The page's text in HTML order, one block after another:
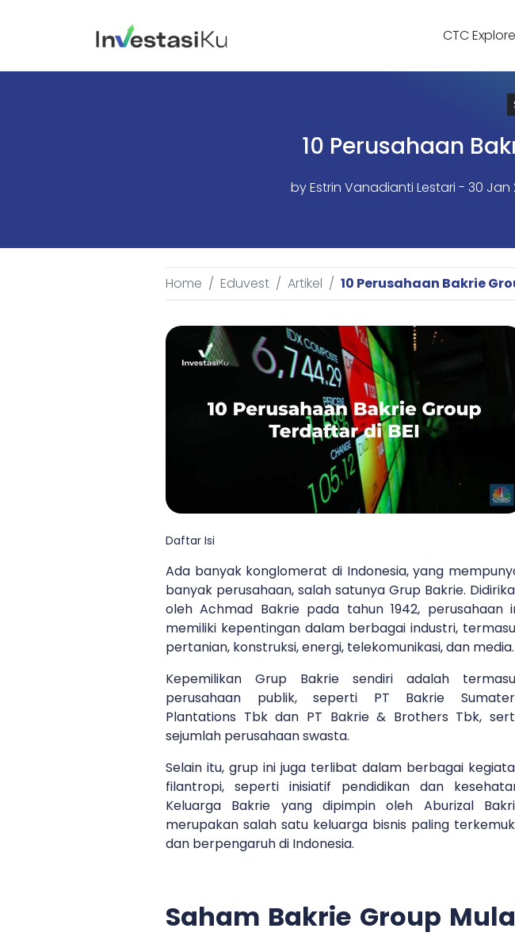
CTC Explore
10 Perusahaan
byEstrin Vanadianti Lestari - 30 Jan
Home Eduvest Artikel 10 Perusahaan Bakrie
Daftar Isi
Ada banyak konglomerat di Indonesia, yang
banyak perusahaan, salah satunya Grup Bakrie.
oleh Achmad Bakrie pada tahun 1942, perusahaan
memiliki kepentingan dalam berbagai industri,
pertanian, konstruksi, energi, telekomunikasi, dan media.
Kepemilikan Grup Bakrie sendiri adalah
perusahaan publik, seperti PT Bakrie
Plantations Tbk dan PT Bakrie & Brothers Tbk,
sejumlah perusahaan swasta.
Selain itu, grup ini juga terlibat dalam berbagai
filantropi, seperti inisiatif pendidikan dan
Keluarga Bakrie yang dipimpin oleh Aburizal
merupakan salah satu keluarga bisnis paling
dan berpengaruh di Indonesia.
Saham Bakrie Group